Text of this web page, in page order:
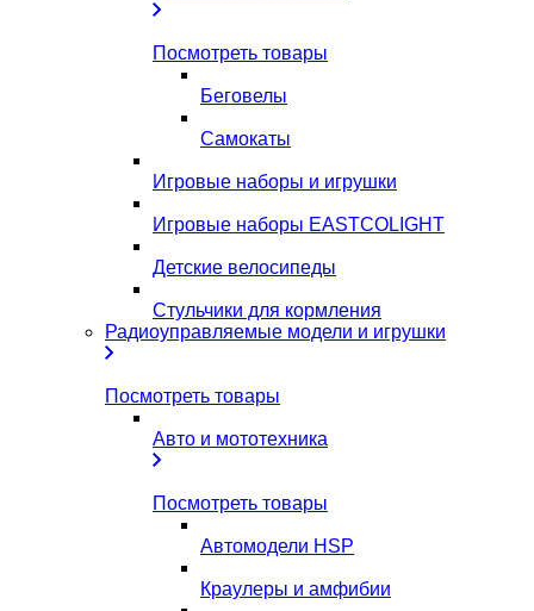
Посмотреть товары
Беговелы
Самокаты
Игровые наборы и игрушки
Игровые наборы EASTCOLIGHT
Детские велосипеды
Стульчики для кормления
Радиоуправляемые модели и игрушки
Посмотреть товары
Авто и мототехника
Посмотреть товары
Автомодели HSP
Краулеры и амфибии